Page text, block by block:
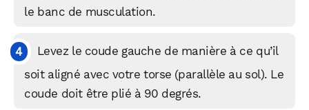
le banc de musculation.
Levez le coude gauche de manière à ce qu’il
soit aligné avec votre torse (parallèle au sol). Le
coude doit être plié à 90 degrés.